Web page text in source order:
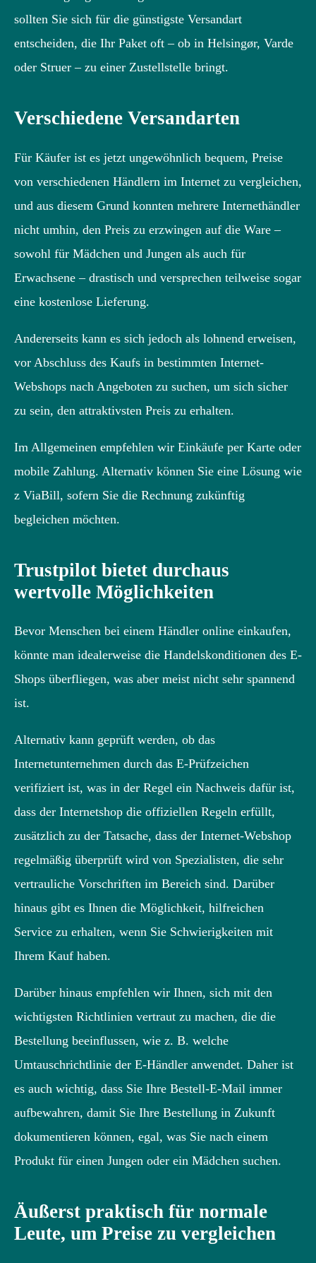
sollten Sie sich für die günstigste Versandart
entscheiden, die Ihr Paket oft – ob in Helsingør, Varde
oder Struer – zu einer Zustellstelle bringt.
Verschiedene Versandarten
Für Käufer ist es jetzt ungewöhnlich bequem, Preise
von verschiedenen Händlern im Internet zu vergleichen,
und aus diesem Grund konnten mehrere Internethändler
nicht umhin, den Preis zu erzwingen auf die Ware –
sowohl für Mädchen und Jungen als auch für
Erwachsene – drastisch und versprechen teilweise sogar
eine kostenlose Lieferung.
Andererseits kann es sich jedoch als lohnend erweisen,
vor Abschluss des Kaufs in bestimmten Internet-
Webshops nach Angeboten zu suchen, um sich sicher
zu sein, den attraktivsten Preis zu erhalten.
Im Allgemeinen empfehlen wir Einkäufe per Karte oder
mobile Zahlung. Alternativ können Sie eine Lösung wie
z ViaBill, sofern Sie die Rechnung zukünftig
begleichen möchten.
Trustpilot bietet durchaus
wertvolle Möglichkeiten
Bevor Menschen bei einem Händler online einkaufen,
könnte man idealerweise die Handelskonditionen des E-
Shops überfliegen, was aber meist nicht sehr spannend
ist.
Alternativ kann geprüft werden, ob das
Internetunternehmen durch das E-Prüfzeichen
verifiziert ist, was in der Regel ein Nachweis dafür ist,
dass der Internetshop die offiziellen Regeln erfüllt,
zusätzlich zu der Tatsache, dass der Internet-Webshop
regelmäßig überprüft wird von Spezialisten, die sehr
vertrauliche Vorschriften im Bereich sind. Darüber
hinaus gibt es Ihnen die Möglichkeit, hilfreichen
Service zu erhalten, wenn Sie Schwierigkeiten mit
Ihrem Kauf haben.
Darüber hinaus empfehlen wir Ihnen, sich mit den
wichtigsten Richtlinien vertraut zu machen, die die
Bestellung beeinflussen, wie z. B. welche
Umtauschrichtlinie der E-Händler anwendet. Daher ist
es auch wichtig, dass Sie Ihre Bestell-E-Mail immer
aufbewahren, damit Sie Ihre Bestellung in Zukunft
dokumentieren können, egal, was Sie nach einem
Produkt für einen Jungen oder ein Mädchen suchen.
Äußerst praktisch für normale
Leute, um Preise zu vergleichen